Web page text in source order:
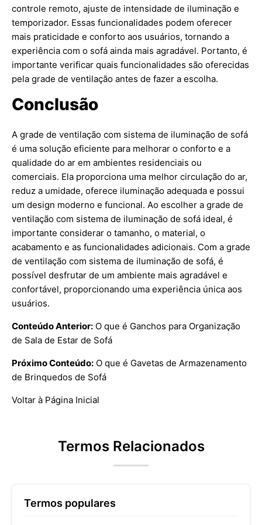
controle remoto, ajuste de intensidade de iluminação e
temporizador. Essas funcionalidades podem oferecer
mais praticidade e conforto aos usuários, tornando a
experiência com o sofá ainda mais agradável. Portanto, é
importante verificar quais funcionalidades são oferecidas
pela grade de ventilação antes de fazer a escolha.
Conclusão
A grade de ventilação com sistema de iluminação de sofá
é uma solução eficiente para melhorar o conforto e a
qualidade do ar em ambientes residenciais ou
comerciais. Ela proporciona uma melhor circulação do ar,
reduz a umidade, oferece iluminação adequada e possui
um design moderno e funcional. Ao escolher a grade de
ventilação com sistema de iluminação de sofá ideal, é
importante considerar o tamanho, o material, o
acabamento e as funcionalidades adicionais. Com a grade
de ventilação com sistema de iluminação de sofá, é
possível desfrutar de um ambiente mais agradável e
confortável, proporcionando uma experiência única aos
usuários.
Conteúdo Anterior: O que é Ganchos para Organização
de Sala de Estar de Sofá
Próximo Conteúdo: O que é Gavetas de Armazenamento
de Brinquedos de Sofá
Voltar à Página Inicial
Termos Relacionados
Termos populares